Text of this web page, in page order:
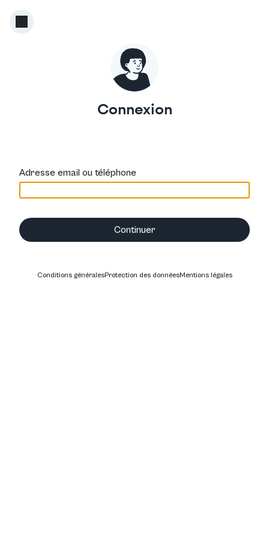
Connexion
Adresse email ou téléphone
Continuer
Conditions généralesProtection des donnéesMentions légales